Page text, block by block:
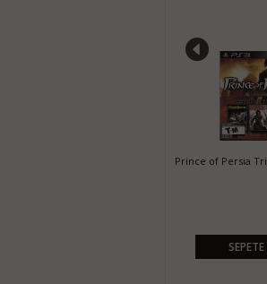
Prince of Persia